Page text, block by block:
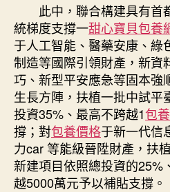
此中，聯合構建具有首
統梯度支撐一甜心寶貝包養
于人工智能、醫藥安康、綠
制造等國際引領財產，新資
巧、新型平安應急等固本強
生長方陣，扶植一批中試平
投資35%、最高不跨越1包
撐；對包養價格于新一代信
力car 等能級晉陞財產，扶
新建項目依照總投資的25%
越5000萬元予以補貼支撐。